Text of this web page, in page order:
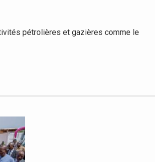
pétrolières et gazières comme le